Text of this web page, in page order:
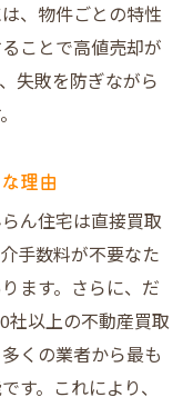
売却で得られる
ための比較ポ
産売却をかな
心のサポート内
できる売却体験
で大切な心構え
、物件ごとの特性
ことで高値売却が
失敗を防ぎながら
理由
ん住宅は直接買取
手数料が不要なた
ます。さらに、だ
社以上の不動産買取
くの業者から最も
す。これにより、